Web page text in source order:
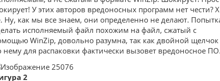
У этих авторов вредоносных программ нет чести?
Ну, как мы все знаем, они определенно не делают.
исполняемый файл похожим на файл, сжатый с
WinZip, довольно разумна, так как двойной щелчок
нему для распаковки фактически вызовет вредоносное
2